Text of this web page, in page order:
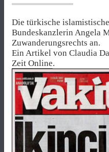
Die türkische
Bundeskanzlerin Angela
Zuwanderungsrechts an.
Ein Artikel von Claudia
Zeit Online.